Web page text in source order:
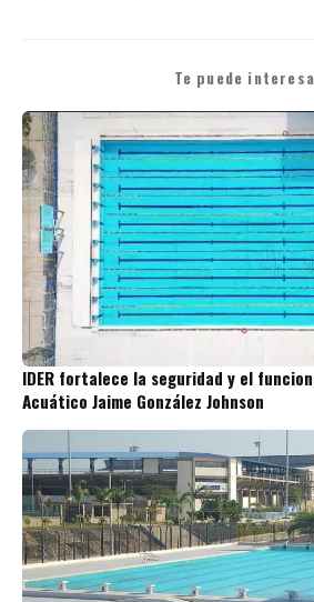
Te puede
IDER fortalece la seguridad y el
Acuático Jaime González Johnson